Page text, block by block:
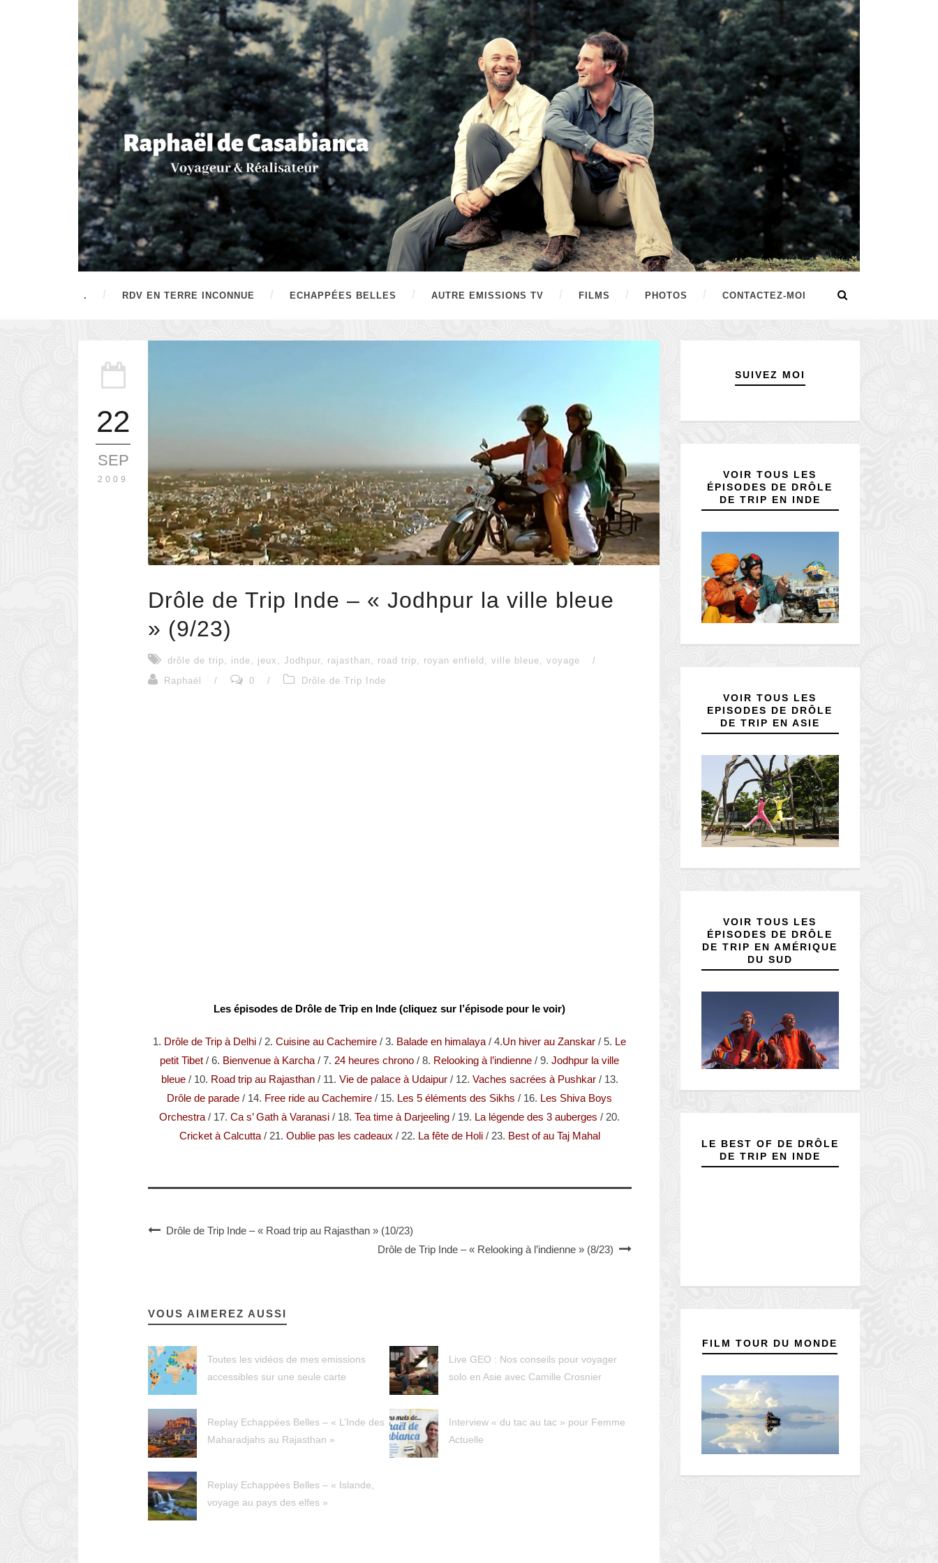
. RDV EN TERRE INCONNUE ECHAPPÉES BELLES AUTRE EMISSIONS TV FILMS PHOTOS CONTACTEZ-MOI
22
SEP
2009
Drôle de Trip Inde – « Jodhpur la ville bleue
» (9/23)
drôle de trip, inde, jeux , Jodhpur, rajasthan, road trip, royan enfield , ville bleue, voyage
/
Raphaël
/ 0 / Drôle de Trip Inde
Les épisodes de Drôle de Trip en Inde (cliquez sur l’épisode pour le voir)
1. Drôle de Trip à Delhi / 2.Cuisine au Cachemire / 3. Balade en himalaya / 4.Un hiver au Zanskar/ 5. Le
petit Tibet / 6. Bienvenue à Karcha / 7. 24 heures chrono / 8. Relooking à l’indienne / 9.Jodhpur la ville
bleue/ 10. Road trip au Rajasthan / 11. Vie de palace à Udaipur/ 12. Vaches sacrées à Pushkar/ 13.
Drôle de parade / 14. Free ride au Cachemire / 15. Les 5 éléments des Sikhs / 16. Les Shiva Boys
Orchestra / 17.Ca s’ Gath à Varanasi / 18.Tea time à Darjeeling / 19. La légende des 3 auberges / 20.
Cricket à Calcutta/ 21. Oublie pas les cadeaux / 22. La fête de Holi/ 23. Best of au Taj Mahal
Drôle de Trip Inde – « Road trip au Rajasthan » (10/23)
Drôle de Trip Inde – « Relooking à l’indienne » (8/23)
VOUS AIMEREZ AUSSI
Toutes les vidéos de mes emissions
accessibles sur une seule carte
Live GEO : Nos conseils pour voyager
solo en Asie avec Camille Crosnier
Replay Echappées Belles – « L’Inde des
Maharadjahs au Rajasthan »
Interview « du tac au tac » pour Femme
Actuelle
Replay Echappées Belles – « Islande,
voyage au pays des elfes »
SUIVEZ MOI
VOIR TOUS LES
ÉPISODES DE DRÔLE
DE TRIP EN INDE
VOIR TOUS LES
EPISODES DE DRÔLE
DE TRIP EN ASIE
VOIR TOUS LES
ÉPISODES DE DRÔLE
DE TRIP EN AMÉRIQUE
DU SUD
LE BEST OF DE DRÔLE
DE TRIP EN INDE
FILM TOUR DU MONDE